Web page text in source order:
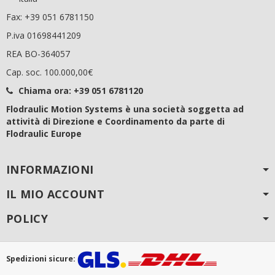
Fax: +39 051 6781150
P.iva 01698441209
REA BO-364057
Cap. soc. 100.000,00€
Chiama ora: +39 051 6781120
Flodraulic Motion Systems è una società soggetta ad
attività di Direzione e Coordinamento da parte di
Flodraulic Europe
INFORMAZIONI
IL MIO ACCOUNT
POLICY
Spedizioni sicure: